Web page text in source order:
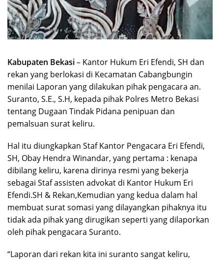
Kabupaten Bekasi– Kantor Hukum Eri Efendi, SH dan
rekan yang berlokasi di Kecamatan Cabangbungin
menilai Laporan yang dilakukan pihak pengacara an.
Suranto, S.E., S.H, kepada pihak Polres Metro Bekasi
tentang Dugaan Tindak Pidana penipuan dan
pemalsuan surat keliru.
Hal itu diungkapkan Staf Kantor Pengacara Eri Efendi,
SH, Obay Hendra Winandar, yang pertama : kenapa
dibilang keliru, karena dirinya resmi yang bekerja
sebagai Staf assisten advokat di Kantor Hukum Eri
Efendi.SH & Rekan,Kemudian yang kedua dalam hal
membuat surat somasi yang dilayangkan pihaknya itu
tidak ada pihak yang dirugikan seperti yang dilaporkan
oleh pihak pengacara Suranto.
“Laporan dari rekan kita ini suranto sangat keliru,